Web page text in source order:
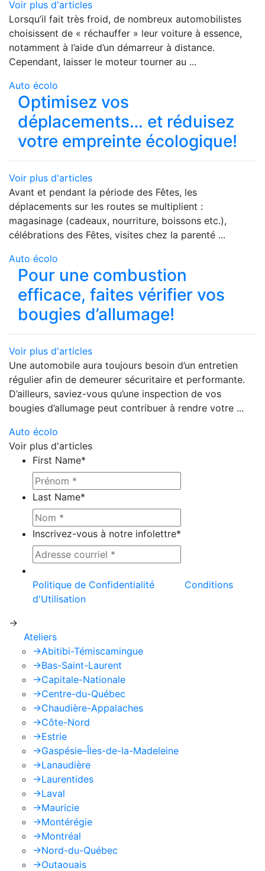
Voir plus d'articles
Lorsqu’il fait très froid, de nombreux automobilistes
choisissent de « réchauffer » leur voiture à essence,
notamment à l’aide d’un démarreur à distance.
Cependant, laisser le moteur tourner au ...
Auto écolo
Optimisez vos
déplacements… et réduisez
votre empreinte écologique!
Voir plus d'articles
Avant et pendant la période des Fêtes, les
déplacements sur les routes se multiplient :
magasinage (cadeaux, nourriture, boissons etc.),
célébrations des Fêtes, visites chez la parenté ...
Auto écolo
Pour une combustion
efficace, faites vérifier vos
bougies d’allumage!
Voir plus d'articles
Une automobile aura toujours besoin d’un entretien
régulier afin de demeurer sécuritaire et performante.
D’ailleurs, saviez-vous qu’une inspection de vos
bougies d’allumage peut contribuer à rendre votre ...
Auto écolo
Voir plus d'articles
First Name*
Last Name*
Inscrivez-vous à notre infolettre*
Politique de Confidentialité
Conditions
d'Utilisation
->
Ateliers
->Abitibi-Témiscamingue
->Bas-Saint-Laurent
->Capitale-Nationale
->Centre-du-Québec
->Chaudière-Appalaches
->Côte-Nord
->Estrie
->Gaspésie–Îles-de-la-Madeleine
->Lanaudière
->Laurentides
->Laval
->Mauricie
->Montérégie
->Montréal
->Nord-du-Québec
->Outaouais